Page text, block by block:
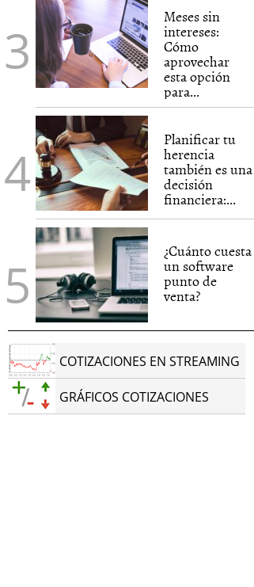
Meses sin
intereses:
Cómo
aprovechar
esta opción
para...
Planificar tu
herencia
también es una
decisión
financiera:...
¿Cuánto cuesta
un software
punto de
venta?
COTIZACIONES EN STREAMING
GRÁFICOS COTIZACIONES